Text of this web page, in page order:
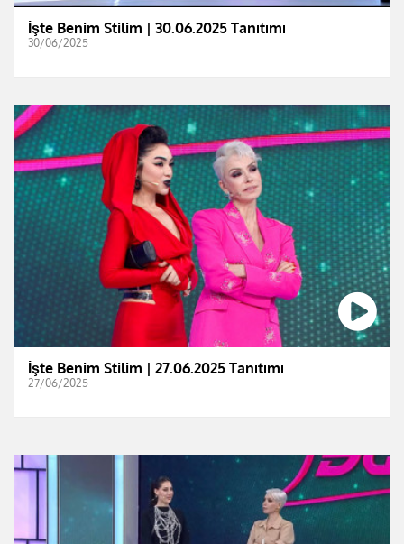
İşte Benim Stilim | 30.06.2025 Tanıtımı
30/06/2025
İşte Benim Stilim | 27.06.2025 Tanıtımı
27/06/2025